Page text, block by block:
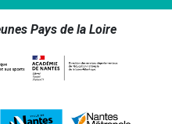
Pays de la Loire